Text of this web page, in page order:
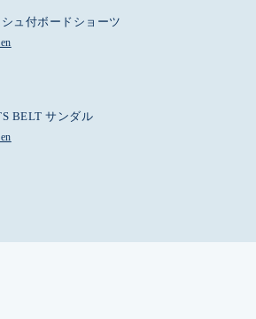
ュ付ボードショーツ
BELT サンダル